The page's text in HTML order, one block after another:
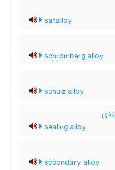
safalloy
schromberg alloy
schulz alloy
sealing alloy
secondary alloy